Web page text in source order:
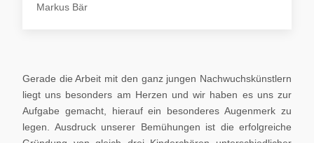
Markus Bär
Gerade die Arbeit mit den ganz jungen Nachwuchskünstlern
liegt uns besonders am Herzen und wir haben es uns zur
Aufgabe gemacht, hierauf ein besonderes Augenmerk zu
legen. Ausdruck unserer Bemühungen ist die erfolgreiche